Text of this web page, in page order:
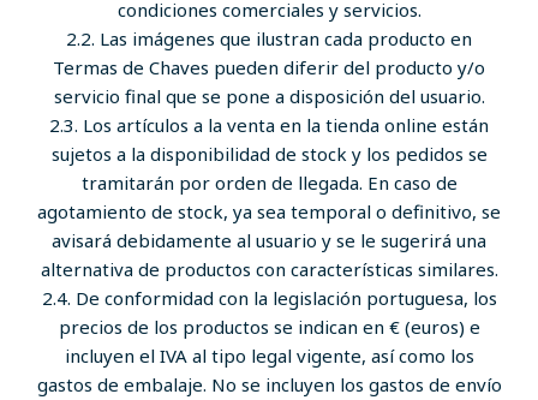
condiciones comerciales y servicios.
2.2. Las imágenes que ilustran cada producto en
Termas de Chaves pueden diferir del producto y/o
servicio final que se pone a disposición del usuario.
2.3. Los artículos a la venta en la tienda online están
sujetos a la disponibilidad de stock y los pedidos se
tramitarán por orden de llegada. En caso de
agotamiento de stock, ya sea temporal o definitivo, se
avisará debidamente al usuario y se le sugerirá una
alternativa de productos con características similares.
2.4. De conformidad con la legislación portuguesa, los
precios de los productos se indican en € (euros) e
incluyen el IVA al tipo legal vigente, así como los
gastos de embalaje. No se incluyen los gastos de envío